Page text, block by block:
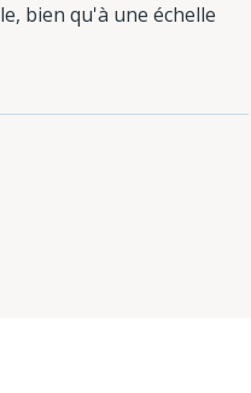
bien qu'à une échelle